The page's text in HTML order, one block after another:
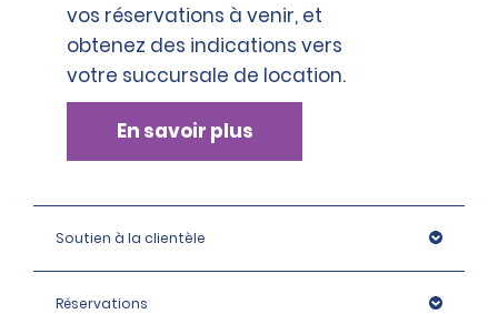
vos réservations à venir, et
obtenez des indications vers
votre succursale de location.
En savoir plus
Soutien à la clientèle
Réservations